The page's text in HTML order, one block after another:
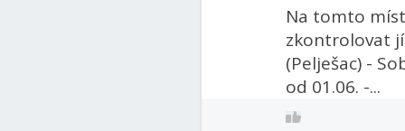
Na tomto
zkontrolovat
(Pelješac) -
od 01.06. -...